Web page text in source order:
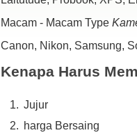
Macam - Macam Type
Canon, Nikon, Samsung,
Kenapa Harus
Jujur
harga Bersaing